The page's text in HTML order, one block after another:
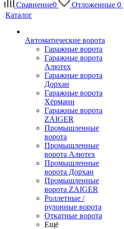
Сравнение0 Отложенные 0
Каталог
Автоматические ворота
Гаражные ворота
Гаражные ворота
Алютех
Гаражные ворота
Дорхан
Гаражные ворота
Хёрманн
Гаражные ворота
ZAIGER
Промышленные
ворота
Промышленные
ворота Алютех
Промышленные
ворота Дорхан
Промышленные
ворота ZAIGER
Роллетные /
рулонные ворота
Откатные ворота
Ещё